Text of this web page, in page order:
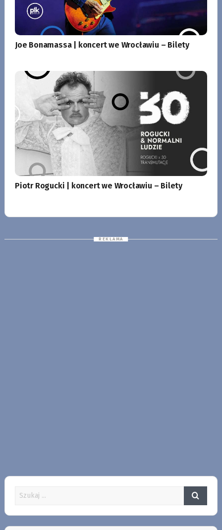
Joe Bonamassa | koncert we Wrocławiu – Bilety
Piotr Rogucki | koncert we Wrocławiu – Bilety